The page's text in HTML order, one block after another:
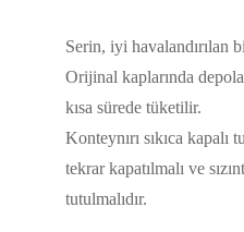
Serin, iyi havalandırılan
Orijinal kaplarında
kısa sürede tüketilir.
Konteynırı sıkıca
tekrar kapatılmalı ve
tutulmalıdır.